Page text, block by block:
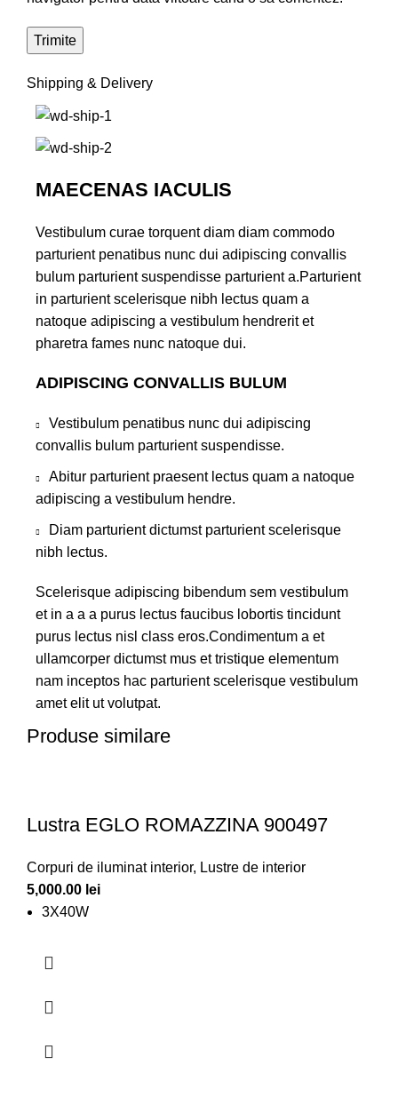
Shipping & Delivery
MAECENAS IACULIS
Vestibulum curae torquent diam diam commodo
parturient penatibus nunc dui adipiscing convallis
bulum parturient suspendisse parturient a.Parturient
in parturient scelerisque nibh lectus quam a
natoque adipiscing a vestibulum hendrerit et
pharetra fames nunc natoque dui.
ADIPISCING CONVALLIS BULUM
Vestibulum penatibus nunc dui adipiscing
convallis bulum parturient suspendisse.
Abitur parturient praesent lectus quam a natoque
adipiscing a vestibulum hendre.
Diam parturient dictumst parturient scelerisque
nibh lectus.
Scelerisque adipiscing bibendum sem vestibulum
et in a a a purus lectus faucibus lobortis tincidunt
purus lectus nisl class eros.Condimentum a et
ullamcorper dictumst mus et tristique elementum
nam inceptos hac parturient scelerisque vestibulum
amet elit ut volutpat.
Produse similare
Lustra EGLO ROMAZZINA 900497
Corpuri de iluminat interior, Lustre de interior
5,000.00 lei
3X40W